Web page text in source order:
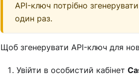
API-ключ потрібно
один раз.
Щоб згенерувати API-ключ для
Увійти в особистий кабінет